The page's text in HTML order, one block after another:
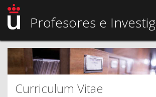
Profesores e
Curriculum Vitae